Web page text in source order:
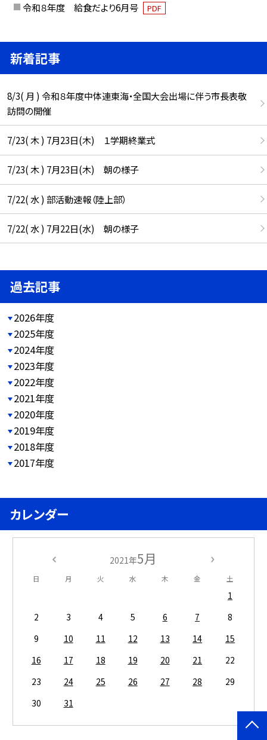
令和８年度 給食だより6月号
PDF
新着記事
8/3( 月 ) 令和８年度中体連東海・全国大会出場に伴う市長表敬
訪問の開催
7/23( 木 ) 7月23日(木) １学期終業式
7/23( 木 ) 7月23日(木) 朝の様子
7/22( 水 ) 部活動速報（陸上部）
7/22( 水 ) 7月22日(水) 朝の様子
過去記事
2026年度
2025年度
2024年度
2023年度
2022年度
2021年度
2020年度
2019年度
2018年度
2017年度
カレンダー
2021年5月
日 月 火 水 木 金 土
1
2
3 4 5 6 7
8
9
10 11 12 13 14
15
16
17 18 19 20 21
22
23
24 25 26 27 28
29
30
31